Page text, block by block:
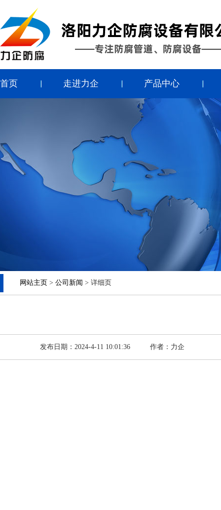
首页 走进力企 产品中心
网站主页 > 公司新闻 > 详细页
发布日期：2024-4-11 10:01:36 作者：力企